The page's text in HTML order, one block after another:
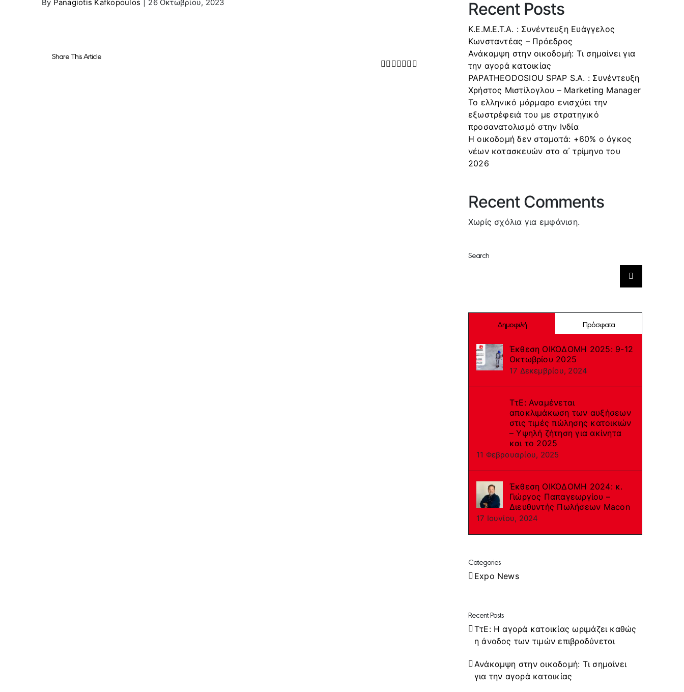
By Panagiotis Kafkopoulos 26 Οκτωβρίου, 2023
Share This Article
Facebook
Twitter
LinkedIn
WhatsApp
Tumblr
Pinterest
Recent Posts
Κ.Ε.Μ.Ε.Τ.Α. : Συνέντευξη Ευάγγελος
Κωνσταντέας – Πρόεδρος
Ανάκαμψη στην οικοδομή: Τι σημαίνει για
την αγορά κατοικίας
PAPATHEODOSIOU SPAP S.A. : Συνέντευξη
Χρήστος Μιστίλογλου – Marketing Manager
Το ελληνικό μάρμαρο ενισχύει την
εξωστρέφειά του με στρατηγικό
προσανατολισμό στην Ινδία
Η οικοδομή δεν σταματά: +60% ο όγκος
νέων κατασκευών στο α΄ τρίμηνο του
2026
Recent Comments
Χωρίς σχόλια για εμφάνιση.
Search
Δημοφιλή Πρόσφατα
Έκθεση ΟΙΚΟΔΟΜΗ 2025: 9-12
Οκτωβρίου 2025
17 Δεκεμβρίου, 2024
ΤτΕ: Αναμένεται
αποκλιμάκωση των αυξήσεων
στις τιμές πώλησης κατοικιών
– Υψηλή ζήτηση για ακίνητα
και το 2025
11 Φεβρουαρίου, 2025
Έκθεση ΟΙΚΟΔΟΜΗ 2024: κ.
Γιώργος Παπαγεωργίου –
Διευθυντής Πωλήσεων Macon
17 Ιουνίου, 2024
Categories
Expo News
Recent Posts
ΤτΕ: Η αγορά κατοικίας ωριμάζει καθώς
η άνοδος των τιμών επιβραδύνεται
Ανάκαμψη στην οικοδομή: Τι σημαίνει
για την αγορά κατοικίας